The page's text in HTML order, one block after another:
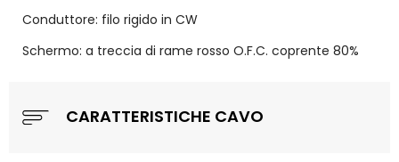
Conduttore: filo rigido in CW
Schermo: a treccia di rame rosso O.F.C. coprente 80%
CARATTERISTICHE CAVO